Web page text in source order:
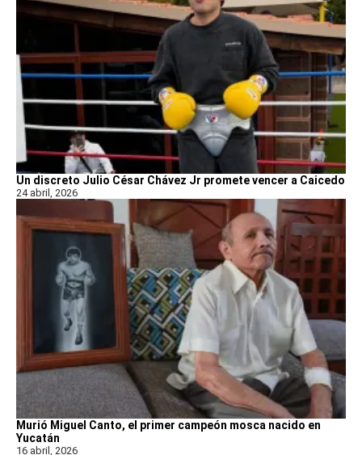
Un discreto Julio César Chávez Jr promete vencer a Caicedo
24 abril, 2026
Murió Miguel Canto, el primer campeón mosca nacido en
Yucatán
16 abril, 2026